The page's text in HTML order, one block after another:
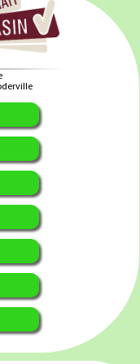
3.95 €
Ajouter au
3.95 €